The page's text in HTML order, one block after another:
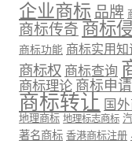
企业商标 品牌
商标传奇 商标
商标功能 商标实用知
商标权 商标查询
商标理论 商标申请
商标转让 国
地理商标 地理标志商标
著名商标 香港商标注册